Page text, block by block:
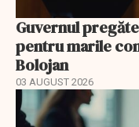
Guvernul
pentru marile
Bolojan
03 AUGUST 2026